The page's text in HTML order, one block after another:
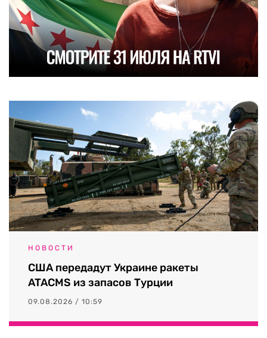
НОВОСТИ
США передадут Украине ракеты
ATACMS из запасов Турции
09.08.2026 / 10:59